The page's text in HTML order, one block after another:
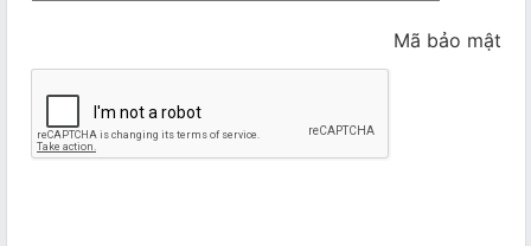
Mã bảo mật